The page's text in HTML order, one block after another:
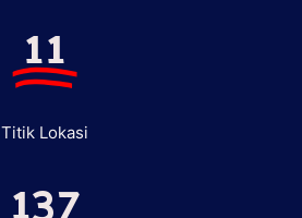
11
Titik Lokasi
137